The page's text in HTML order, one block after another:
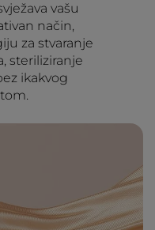
vašu
način,
za stvaranje
steriliziranje
ikakvog